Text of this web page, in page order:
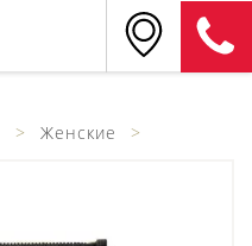
Женские